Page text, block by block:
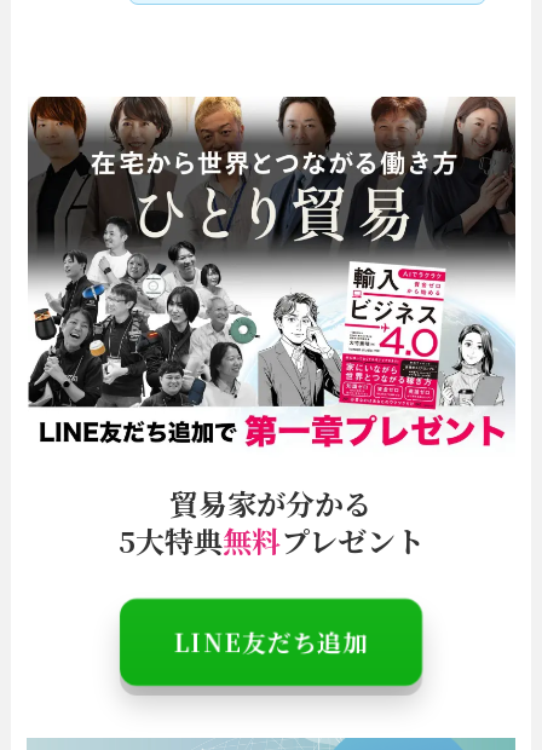
貿易家が分かる
5大特典無料プレゼント
LINE友だち追加